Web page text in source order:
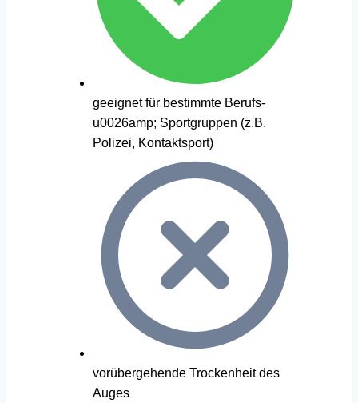
geeignet für bestimmte Berufs-
u0026amp; Sportgruppen (z.B.
Polizei, Kontaktsport)
vorübergehende Trockenheit des
Auges